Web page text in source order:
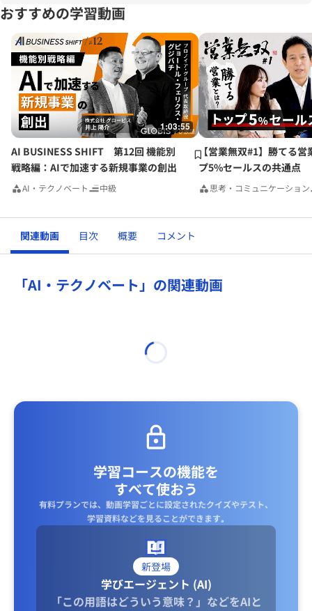
おすすめの学習動画
1:03:55
AI BUSINESS SHIFT 第12回 機能別
戦略編：AIで加速する新規事業の創出
AI・テクノベート 中級
【営業無双#1】勝てる営
プ5%セールスの共通点
思考・コミュニケーション
関連動画 目次 概要 コメント
「AI・テクノベート」の関連動画
学習コースの機能を
すべて使おう
有料プランでは、動画学習ごとに設定されたクイズやテスト、
学習資料などを見ることができます｡
新登場
学びエージェント (AI)
「この用語はどういう意味？」などをAIと